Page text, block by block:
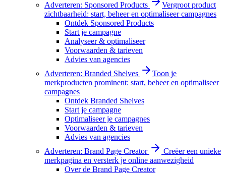
Adverteren: Sponsored Products
Vergroot product
zichtbaarheid: start, beheer en optimaliseer campagnes
Ontdek Sponsored Products
Start je campagne
Analyseer & optimaliseer
Voorwaarden & tarieven
Advies van agencies
Adverteren: Branded Shelves
Toon je
merkproducten prominent: start, beheer en optimaliseer
campagnes
Ontdek Branded Shelves
Start je campagne
Optimaliseer je campagnes
Voorwaarden & tarieven
Advies van agencies
Adverteren: Brand Page Creator
Creëer een unieke
merkpagina en versterk je online aanwezigheid
Over de Brand Page Creator